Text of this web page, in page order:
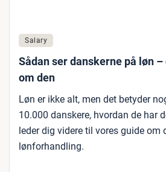
Salary
Sådan ser danskerne på løn
om den
Løn er ikke alt, men det betyder
10.000 danskere, hvordan de har
leder dig videre til vores guide om
lønforhandling.